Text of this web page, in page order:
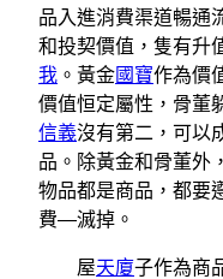
品入進消費渠道暢通
和投契價值，隻有升
我 。黃金國寶作為價
價值恒定屬性，骨董
信義沒有第二，可以
品。除黃金和骨董外，
物品都是商品，都要
費—滅掉。
屋天廈子作為商